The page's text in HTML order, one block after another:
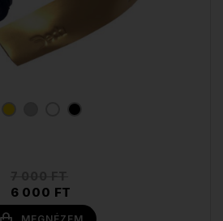
6 000 FT